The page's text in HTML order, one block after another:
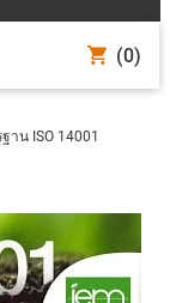
(0)
าน ISO 14001